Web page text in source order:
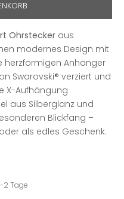
Ohrstecker aus
modernes Design mit
herzförmigen Anhänger
Swarovski® verziert und
X-Aufhängung
aus Silberglanz und
Blickfang –
als edles Geschenk.
2 Tage